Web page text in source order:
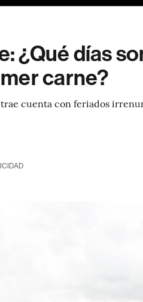
¿Qué días
carne?
cuenta con feriados